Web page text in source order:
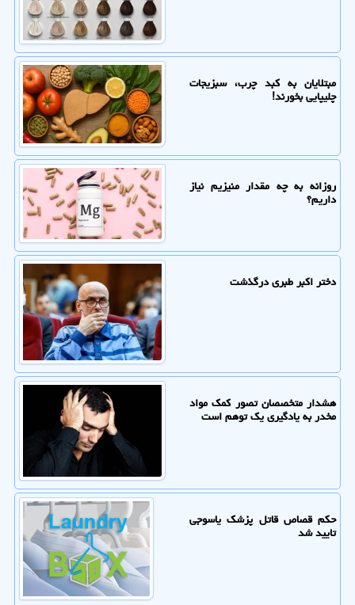
مبتلایان به کبد چرب، سبزیجات
چلیپایی بخورند!
روزانه به چه مقدار منیزیم نیاز
داریم؟
دختر اکبر طبری درگذشت
هشدار متخصصان تصور کمک مواد
مخدر به یادگیری یک توهم است
حکم قصاص قاتل پزشک یاسوجی
تایید شد